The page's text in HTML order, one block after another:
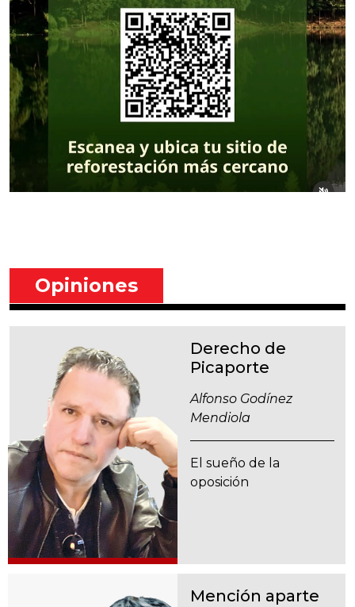
Opiniones
Derecho de
Picaporte
Alfonso Godínez
Mendiola
El sueño de la
oposición
Mención aparte